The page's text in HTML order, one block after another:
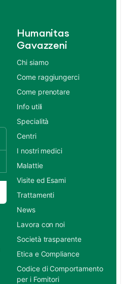
Humanitas
Gavazzeni
Chi siamo
Come raggiungerci
Come prenotare
Info utili
Specialità
Centri
I nostri medici
Malattie
Visite ed Esami
Trattamenti
News
Lavora con noi
Società trasparente
Etica e Compliance
Codice di Comportamento
per i Fornitori